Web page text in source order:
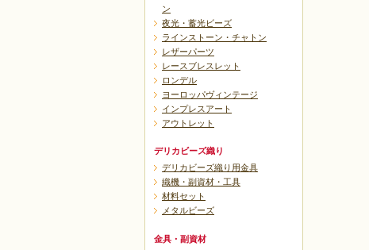
ン
夜光・蓄光ビーズ
ラインストーン・チャトン
レザーパーツ
レースブレスレット
ロンデル
ヨーロッパヴィンテージ
インプレスアート
アウトレット
デリカビーズ織り
デリカビーズ織り用金具
織機・副資材・工具
材料セット
メタルビーズ
金具・副資材